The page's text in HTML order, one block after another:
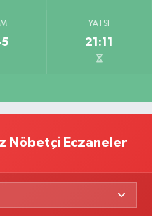
YATSI
21:11
Nöbetçi Eczaneler